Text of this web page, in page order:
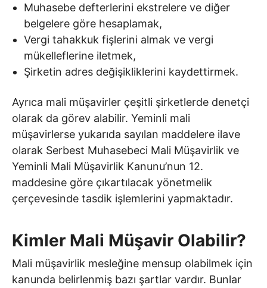
Muhasebe defterlerini ekstrelere ve diğer
belgelere göre hesaplamak,
Vergi tahakkuk fişlerini almak ve vergi
mükelleflerine iletmek,
Şirketin adres değişikliklerini kaydettirmek.
Ayrıca mali müşavirler çeşitli şirketlerde denetçi
olarak da görev alabilir. Yeminli mali
müşavirlerse yukarıda sayılan maddelere ilave
olarak Serbest Muhasebeci Mali Müşavirlik ve
Yeminli Mali Müşavirlik Kanunu’nun 12.
maddesine göre çıkartılacak yönetmelik
çerçevesinde tasdik işlemlerini yapmaktadır.
Kimler Mali Müşavir Olabilir?
Mali müşavirlik mesleğine mensup olabilmek için
kanunda belirlenmiş bazı şartlar vardır. Bunlar